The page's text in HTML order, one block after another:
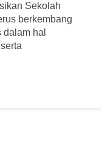
Sekolah
berkembang
hal